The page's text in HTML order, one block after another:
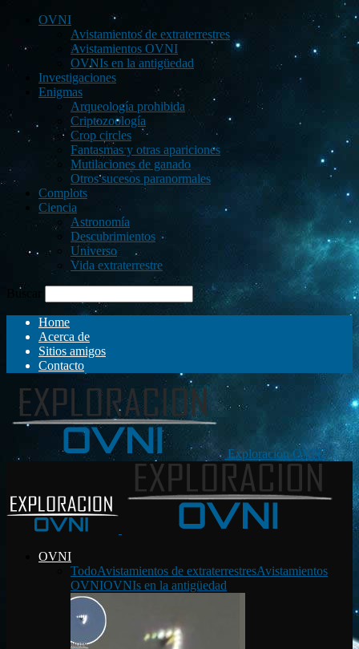
OVNI
Avistamientos de extraterrestres
Avistamientos OVNI
OVNIs en la antigüedad
Investigaciones
Enigmas
Arqueología prohibida
Criptozoología
Crop circles
Fantasmas y otras apariciones
Mutilaciones de ganado
Otros sucesos paranormales
Complots
Ciencia
Astronomía
Descubrimientos
Universo
Vida extraterrestre
Buscar
Home
Acerca de
Sitios amigos
Contacto
Exploración OVNI
OVNI
TodoAvistamientos de extraterrestresAvistamientos
OVNIOVNIs en la antigüedad